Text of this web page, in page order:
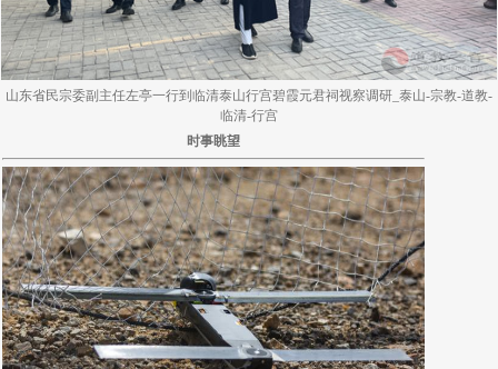
山东省民宗委副主任左亭一行到临清泰山行宫碧霞元君祠视察调研_泰山-宗教-道教-
临清-行宫
时事眺望